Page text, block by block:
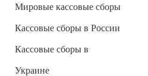
Мировые кассовые сборы
Кассовые сборы в России
Кассовые сборы в
Украине